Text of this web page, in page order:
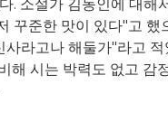
. 소설가 김동인에 대해
꾸준한 맛이 있다"고 했
라고나 해둘가"라고 적
해 시는 박력도 없고 감